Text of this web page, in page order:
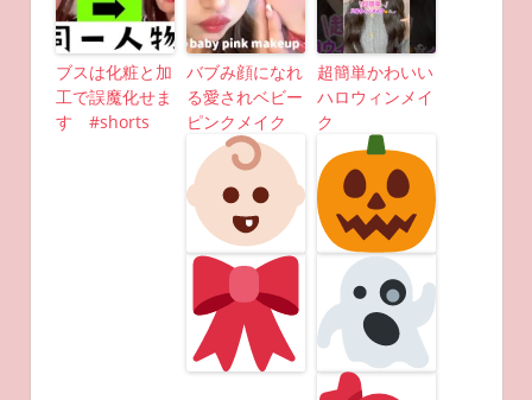
ブスは化粧と加
工で誤魔化せま
す #shorts
バブみ顔になれ
る愛されベビー
ピンクメイク
超簡単かわいい
ハロウィンメイ
ク